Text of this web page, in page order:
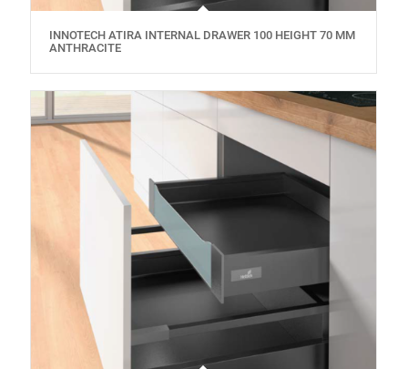
INNOTECH ATIRA INTERNAL DRAWER 100 HEIGHT 70 MM
ANTHRACITE